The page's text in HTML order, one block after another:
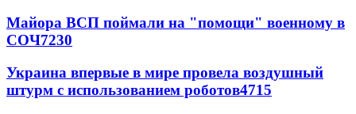
Майора ВСП поймали на "помощи" военному в
СОЧ7230
Украина впервые в мире провела воздушный
штурм с использованием роботов4715